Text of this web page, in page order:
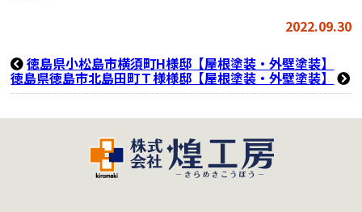
2022.09.30
徳島県小松島市横須町H様邸【屋根塗装・外壁塗装】
徳島県徳島市北島田町Ｔ様様邸【屋根塗装・外壁塗装】